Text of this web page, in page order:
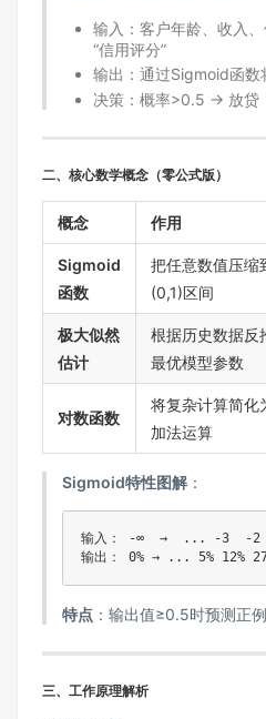
输入：客户年龄、收入
“信用评分”
输出：通过Sigmoid函数
决策：概率>0.5 → 放贷
​二、核心数学概念（零公式版）​
​概念​ ​作用​
​Sigmoid
函数​
把任意数值压缩
(0,1)区间
​极大似然
估计​
根据历史数据反
最优模型参数
​对数函数​
将复杂计算简化
加法运算
​Sigmoid特性图解​​：
输入： -∞  →  ... -3
输出： 0% → ... 5% 12%
​特点​：输出值≥0.5时预测正例
​三、工作原理解析​